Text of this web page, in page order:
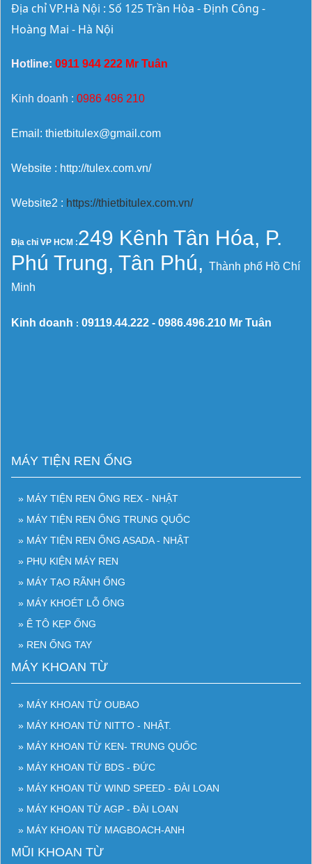
Địa chỉ VP.Hà Nội : Số 125 Trần Hòa - Định Công -
Hoàng Mai - Hà Nội
Hotline: 0911 944 222 Mr Tuân
Kinh doanh : 0986 496 210
Email: thietbitulex@gmail.com
Website : http://tulex.com.vn/
Website2 : https://thietbitulex.com.vn/
Địa chỉ VP HCM :249 Kênh Tân Hóa, P.
Phú Trung, Tân Phú, Thành phố Hồ Chí
Minh
Kinh doanh : 09119.44.222 - 0986.496.210 Mr Tuân
MÁY TIỆN REN ỐNG
» MÁY TIỆN REN ỐNG REX - NHẬT
» MÁY TIỆN REN ỐNG TRUNG QUỐC
» MÁY TIỆN REN ỐNG ASADA - NHẬT
» PHỤ KIỆN MÁY REN
» MÁY TẠO RÃNH ỐNG
» MÁY KHOÉT LỖ ỐNG
» Ê TÔ KẸP ỐNG
» REN ỐNG TAY
MÁY KHOAN TỪ
» MÁY KHOAN TỪ OUBAO
» MÁY KHOAN TỪ NITTO - NHẬT.
» MÁY KHOAN TỪ KEN- TRUNG QUỐC
» MÁY KHOAN TỪ BDS - ĐỨC
» MÁY KHOAN TỪ WIND SPEED - ĐÀI LOAN
» MÁY KHOAN TỪ AGP - ĐÀI LOAN
» MÁY KHOAN TỪ MAGBOACH-ANH
MŨI KHOAN TỪ